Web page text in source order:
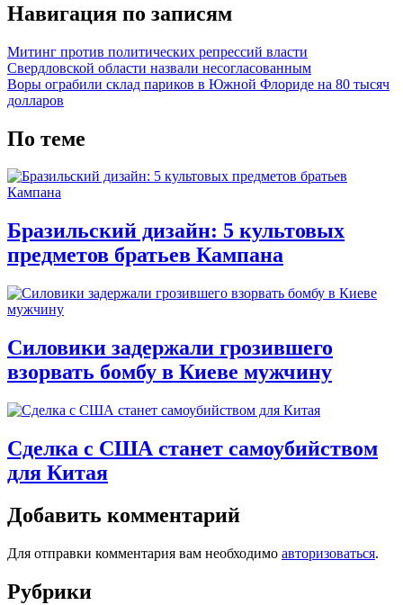
Навигация по записям
Митинг против политических репрессий власти
Свердловской области назвали несогласованным
Воры ограбили склад париков в Южной Флориде на 80 тысяч
долларов
По теме
Бразильский дизайн: 5 культовых
предметов братьев Кампана
Силовики задержали грозившего
взорвать бомбу в Киеве мужчину
Сделка с США станет самоубийством
для Китая
Добавить комментарий
Для отправки комментария вам необходимо авторизоваться.
Рубрики